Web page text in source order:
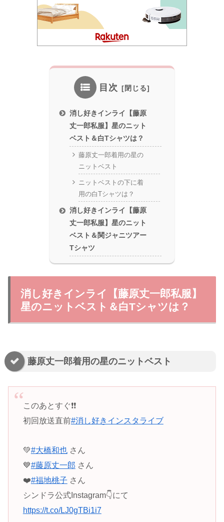
目次
消し好きインライ【藤原
丈一郎私服】星のニット
ベスト＆白Tシャツは？
藤原丈一郎着用の星の
ニットベスト
ニットベストの下に着
用の白Tシャツは？
消し好きインライ【藤原
丈一郎私服】星のニット
ベスト＆関ジャニツアー
Tシャツ
消し好きインライ【藤原丈一郎私服】
星のニットベスト＆白Tシャツは？
藤原丈一郎着用の星のニットベスト
このあとすぐ❗️❗️
初回放送直前#消し好きインスタライブ
💚#大橋和也さん
💙#藤原丈一郎 さん
❤️#福地桃子 さん
シンドラ公式Instagram👇にて
https://t.co/LJ0gTBi1i7